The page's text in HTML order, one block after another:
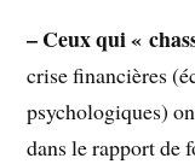
– Ceux qui «
crise financières
psychologiques)
dans le rapport de